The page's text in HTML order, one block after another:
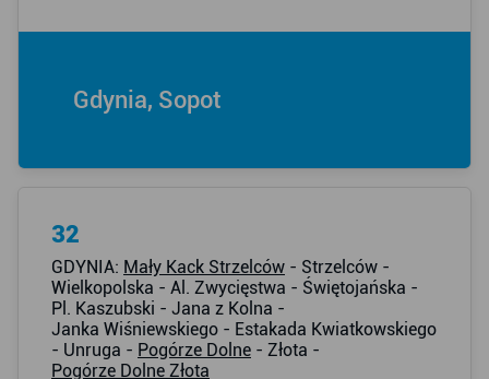
Gdynia, Sopot
32
GDYNIA: Mały Kack Strzelców - Strzelców -
Wielkopolska - Al. Zwycięstwa - Świętojańska -
Pl. Kaszubski - Jana z Kolna -
Janka Wiśniewskiego - Estakada Kwiatkowskiego
- Unruga - Pogórze Dolne - Złota -
Pogórze Dolne Złota